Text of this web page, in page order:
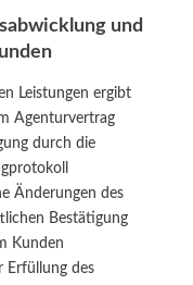
und
Leistungen ergibt
Agenturvertrag
durch die
Änderungen des
Bestätigung
Kunden
Erfüllung des